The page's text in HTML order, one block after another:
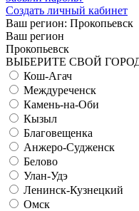
Создать личный кабинет
Ваш регион: Прокопьевск
Ваш регион
Прокопьевск
ВЫБЕРИТЕ СВОЙ
Кош-Агач
Междуреченск
Камень-на-Оби
Кызыл
Благовещенка
Анжеро-Судженск
Белово
Улан-Удэ
Ленинск-Кузнецкий
Омск